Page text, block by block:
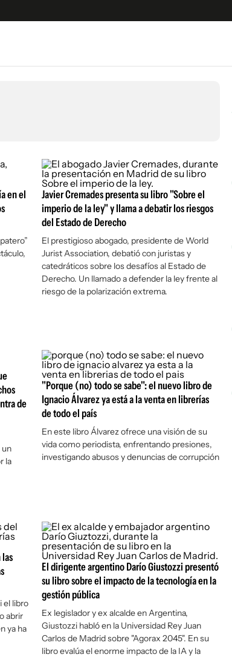
en el
Javier Cremades presenta su libro "Sobre el
imperio de la ley" y llama a debatir los riesgos
del Estado de Derecho
El prestigioso abogado, presidente de World
Jurist Association, debatió con juristas y
catedráticos sobre los desafíos al Estado de
Derecho. Un llamado a defender la ley frente al
riesgo de la polarización extrema.
de
un
la
"Porque (no) todo se sabe": el nuevo libro de
Ignacio Álvarez ya está a la venta en librerías
de todo el país
En este libro Álvarez ofrece una visión de su
vida como periodista, enfrentando presiones,
investigando abusos y denuncias de corrupción
el libro
abrir
ya ha
El dirigente argentino Darío Giustozzi presentó
su libro sobre el impacto de la tecnología en la
gestión pública
Ex legislador y ex alcalde en Argentina,
Giustozzi habló en la Universidad Rey Juan
Carlos de Madrid sobre "Agorax 2045". En su
libro evalúa el enorme impacto de la IA y la